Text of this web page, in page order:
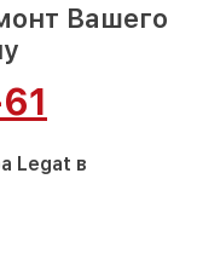
Вашего
Legat в